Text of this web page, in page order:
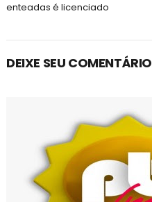
enteadas é licenciado
DEIXE SEU COMENTÁRIO